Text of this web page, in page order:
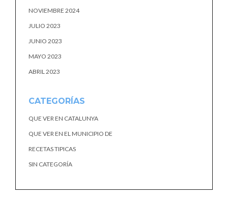
NOVIEMBRE 2024
JULIO 2023
JUNIO 2023
MAYO 2023
ABRIL 2023
CATEGORÍAS
QUE VER EN CATALUNYA
QUE VER EN EL MUNICIPIO DE
RECETAS TIPICAS
SIN CATEGORÍA